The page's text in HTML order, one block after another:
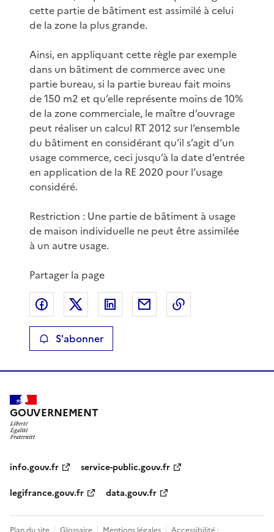
cette partie de bâtiment est assimilé à celui
de la zone la plus grande.
Ainsi, en appliquant cette règle par exemple
dans un bâtiment de commerce avec une
partie bureau, si la partie bureau fait moins
de 150 m2 et qu’elle représente moins de 10%
de la zone commerciale, le maître d’ouvrage
peut réaliser un calcul RT 2012 sur l’ensemble
du bâtiment en considérant qu’il s’agit d’un
usage commerce, ceci jusqu’à la date d’entrée
en application de la RE 2020 pour l’usage
considéré.
Restriction : Une partie de bâtiment à usage
de maison individuelle ne peut être assimilée
à un autre usage.
Partager la page
Partager sur Facebook
Partager sur XPartager sur LinkedIn
Partager par email
S'abonner
GOUVERNEMENT
info.gouv.fr
service-public.gouv.fr
legifrance.gouv.fr
data.gouv.fr